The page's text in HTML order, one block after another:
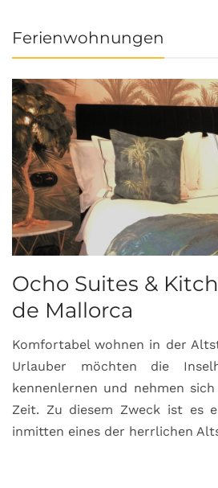
Ferienwohnungen
Ocho Suites &
de Mallorca
Komfortabel wohnen in der
Urlauber möchten die
kennenlernen und nehmen
Zeit. Zu diesem Zweck ist es
inmitten eines der herrlichen